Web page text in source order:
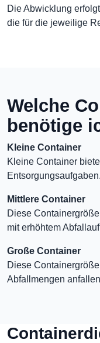
Die Abwicklung
die für die jeweilige
Welche
benötige
Kleine Container
Kleine Container
Entsorgungsaufgaben.
Mittlere Container
Diese
mit erhöhtem
Große Container
Diese
Abfallmengen